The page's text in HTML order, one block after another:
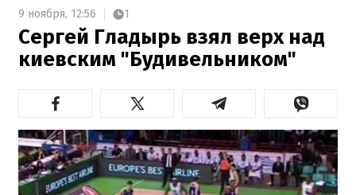
9 ноября, 12:56 1
Сергей Гладырь взял верх над
киевским "Будивельником"